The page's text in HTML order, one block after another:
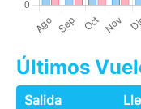
Últimos
Salida